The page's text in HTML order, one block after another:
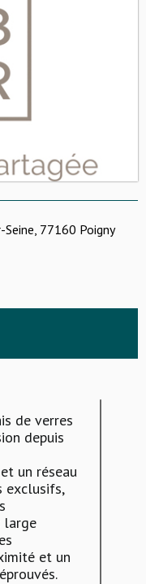
Seine, 77160 Poigny
de verres
depuis
un réseau
exclusifs,
large
et un